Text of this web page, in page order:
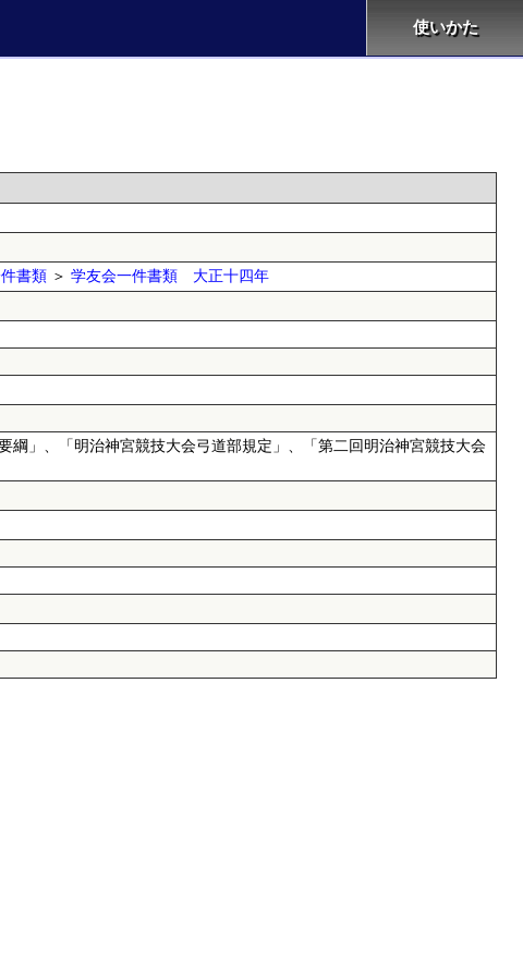
使いかた
書類 ＞ 学友会一件書類 大正十四年
綱」、「明治神宮競技大会弓道部規定」、「第二回明治神宮競技大会